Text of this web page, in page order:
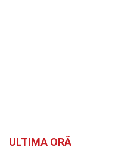
ULTIMA ORĂ